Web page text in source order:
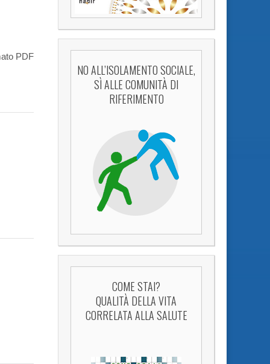
PDF
NO ALL’ISOLAMENTO SOCIALE,
SÌ ALLE COMUNITÀ DI
RIFERIMENTO
COME STAI?
QUALITÀ DELLA VITA
CORRELATA ALLA SALUTE